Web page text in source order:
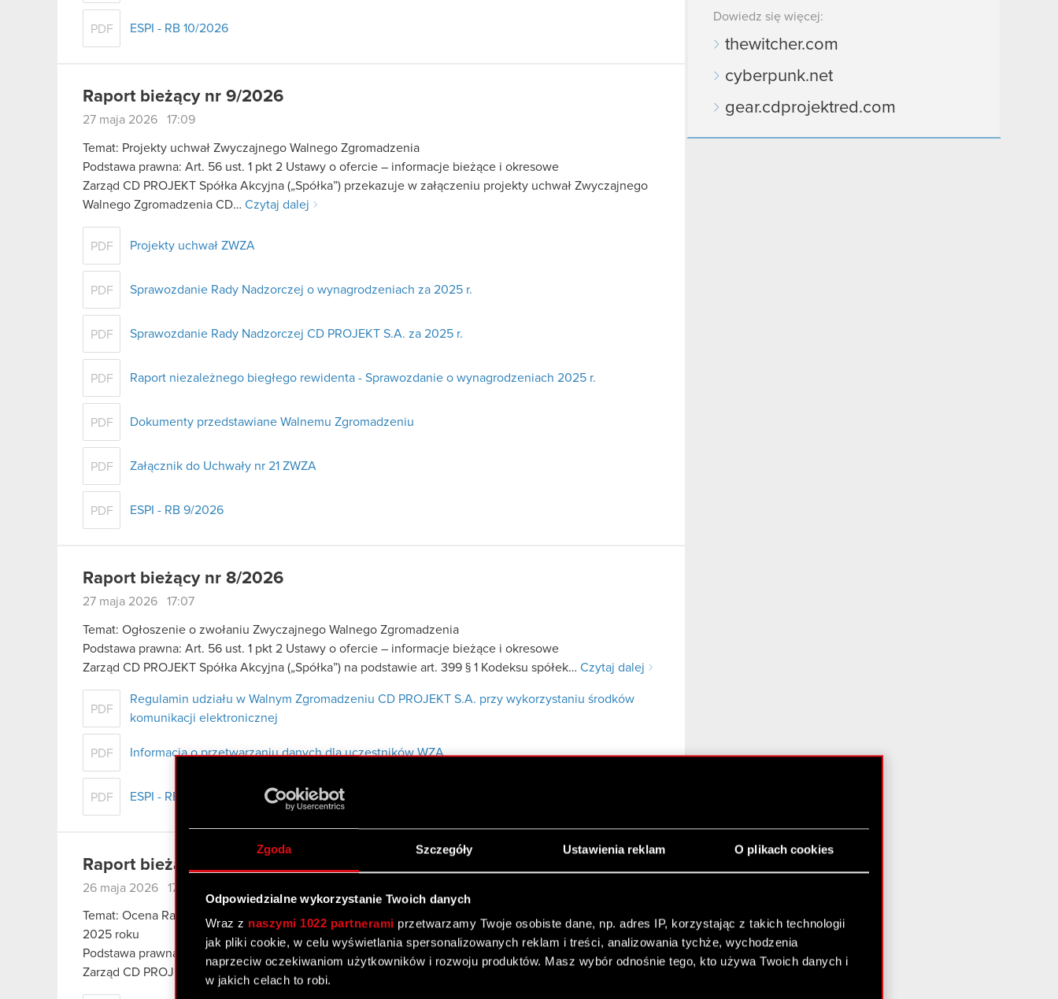
Zgoda Szczegóły Ustawienia reklam O plikach cookies
Odpowiedzialne wykorzystanie Twoich danych
Wraz z naszymi 1022 partnerami przetwarzamy Twoje osobiste dane, np. adres IP, korzystając z takich technologii
jak pliki cookie, w celu wyświetlania spersonalizowanych reklam i treści, analizowania tychże, wychodzenia
naprzeciw oczekiwaniom użytkowników i rozwoju produktów. Masz wybór odnośnie tego, kto używa Twoich danych i
w jakich celach to robi.
PDF ESPI - RB 10/2026
Raport bieżący nr 9/2026
27 maja 2026 17:09
Temat: Projekty uchwał Zwyczajnego Walnego Zgromadzenia
Podstawa prawna: Art. 56 ust. 1 pkt 2 Ustawy o ofercie – informacje bieżące i okresowe
Zarząd CD PROJEKT Spółka Akcyjna („Spółka”) przekazuje w załączeniu projekty uchwał Zwyczajnego
Walnego Zgromadzenia CD… Czytaj dalej
PDF Projekty uchwał ZWZA
PDF Sprawozdanie Rady Nadzorczej o wynagrodzeniach za 2025 r.
PDF Sprawozdanie Rady Nadzorczej CD PROJEKT S.A. za 2025 r.
PDF Raport niezależnego biegłego rewidenta - Sprawozdanie o wynagrodzeniach 2025 r.
PDF Dokumenty przedstawiane Walnemu Zgromadzeniu
PDF Załącznik do Uchwały nr 21 ZWZA
PDF ESPI - RB 9/2026
Raport bieżący nr 8/2026
27 maja 2026 17:07
Temat: Ogłoszenie o zwołaniu Zwyczajnego Walnego Zgromadzenia
Podstawa prawna: Art. 56 ust. 1 pkt 2 Ustawy o ofercie – informacje bieżące i okresowe
Zarząd CD PROJEKT Spółka Akcyjna („Spółka”) na podstawie art. 399 § 1 Kodeksu spółek… Czytaj dalej
PDF
Regulamin udziału w Walnym Zgromadzeniu CD PROJEKT S.A. przy wykorzystaniu środków
komunikacji elektronicznej
PDF Informacja o przetwarzaniu danych dla uczestników WZA
PDF ESPI - RB 8/2026
Raport bieżący nr 7/2026
26 maja 2026 17:15
Temat: Ocena Rady Nadzorczej dot. wniosku Zarządu w sprawie podziału zysku netto osiągniętego w
2025 roku
Podstawa prawna: Art. 17 ust. 1 MAR – informacje poufne
Zarząd CD PROJEKT S.A. z siedzibą w Warszawie („Spółka”), w nawiązaniu do…
Dowiedz się więcej:
thewitcher.com
cyberpunk.net
gear.cdprojektred.com